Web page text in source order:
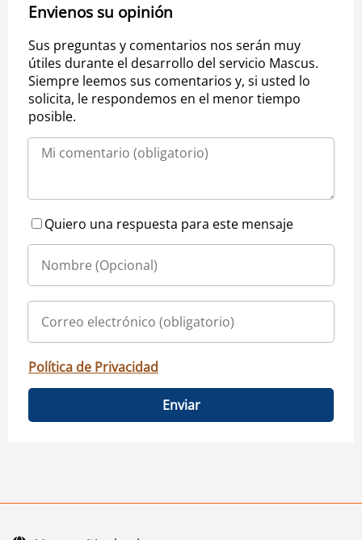
Envienos su opinión
Sus preguntas y comentarios nos serán muy
útiles durante el desarrollo del servicio Mascus.
Siempre leemos sus comentarios y, si usted lo
solicita, le respondemos en el menor tiempo
posible.
Quiero una respuesta para este mensaje
Política de Privacidad
Enviar